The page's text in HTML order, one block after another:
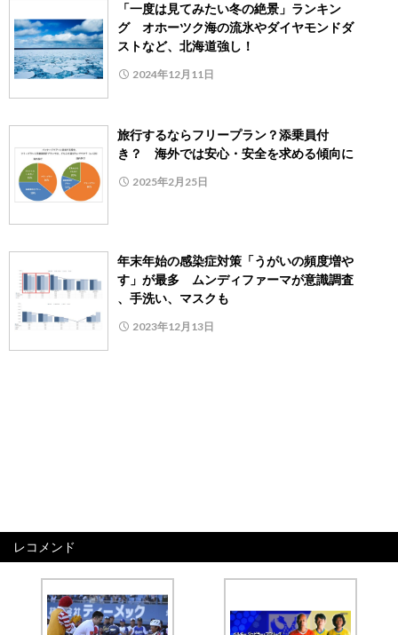
「一度は見てみたい冬の絶景」ランキン
グ オホーツク海の流氷やダイヤモンドダ
ストなど、北海道強し！
2024年12月11日
旅行するならフリープラン？添乗員付
き？ 海外では安心・安全を求める傾向に
2025年2月25日
年末年始の感染症対策「うがいの頻度増や
す」が最多 ムンディファーマが意識調査
、手洗い、マスクも
2023年12月13日
レコメンド